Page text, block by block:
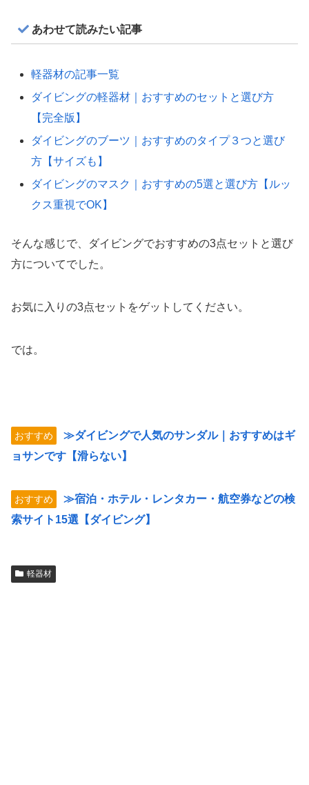
あわせて読みたい記事
軽器材の記事一覧
ダイビングの軽器材｜おすすめのセットと選び方
【完全版】
ダイビングのブーツ｜おすすめのタイプ３つと選び
方【サイズも】
ダイビングのマスク｜おすすめの5選と選び方【ルッ
クス重視でOK】
そんな感じで、ダイビングでおすすめの3点セットと選び
方についてでした。
お気に入りの3点セットをゲットしてください。
では。
おすすめ
≫ダイビングで人気のサンダル｜おすすめはギ
ョサンです【滑らない】
おすすめ
≫宿泊・ホテル・レンタカー・航空券などの検
索サイト15選【ダイビング】
軽器材